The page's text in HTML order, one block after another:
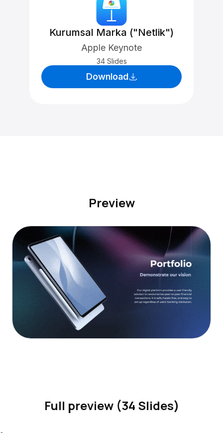
Kurumsal Marka ("Netlik")
Apple Keynote
34 Slides
Download
Preview
Full preview (34 Slides)